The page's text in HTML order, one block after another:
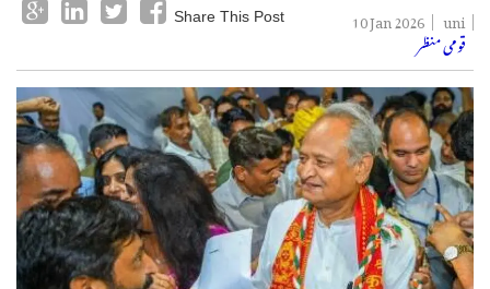
Share This Post 10 Jan 2026 uni
قومی منظر